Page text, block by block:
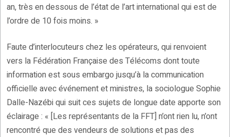
an, très en dessous de l’état de l’art international qui est de
l’ordre de 10 fois moins. »
Faute d’interlocuteurs chez les opérateurs, qui renvoient
vers la Fédération Française des Télécoms dont toute
information est sous embargo jusqu’à la communication
officielle avec événement et ministres, la sociologue Sophie
Dalle-Nazébi qui suit ces sujets de longue date apporte son
éclairage : « [Les représentants de la FFT] n’ont rien lu, n’ont
rencontré que des vendeurs de solutions et pas des